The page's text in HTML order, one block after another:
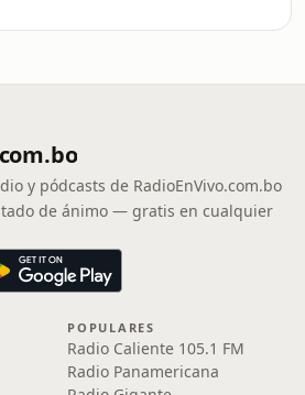
y pódcasts de RadioEnVivo.com.bo
de ánimo — gratis en cualquier
POPULARES
Radio Caliente 105.1 FM
Radio Panamericana